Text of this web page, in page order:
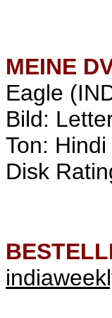
MEINE
Eagle
Bild:
Ton:
Disk